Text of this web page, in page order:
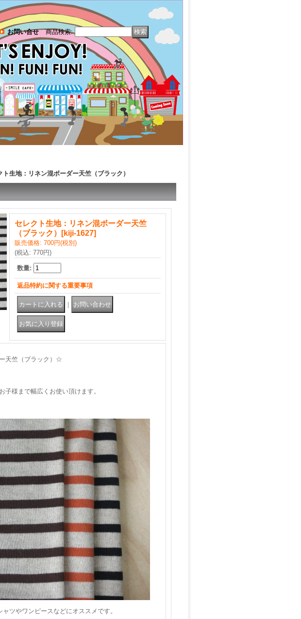
お問い合せ 商品検索:
ト生地：リネン混ボーダー天竺（ブラック）
セレクト生地：リネン混ボーダー天竺
（ブラック）
[kiji-1627]
販売価格: 700円(税別)
(税込: 770円)
数量:
返品特約に関する重要事項
｜
天竺（ブラック）☆
様まで幅広くお使い頂けます。
ツやワンピースなどにオススメです。